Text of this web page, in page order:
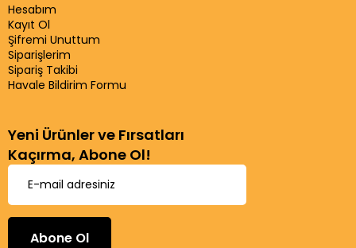
Hesabım
Kayıt Ol
Şifremi Unuttum
Siparişlerim
Sipariş Takibi
Havale Bildirim Formu
Yeni Ürünler ve Fırsatları
Kaçırma, Abone Ol!
Abone Ol